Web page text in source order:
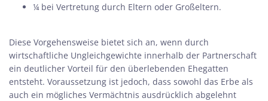
¼ bei Vertretung durch Eltern oder Großeltern.
Diese Vorgehensweise bietet sich an, wenn durch
wirtschaftliche Ungleichgewichte innerhalb der Partnerschaft
ein deutlicher Vorteil für den überlebenden Ehegatten
entsteht. Voraussetzung ist jedoch, dass sowohl das Erbe als
auch ein mögliches Vermächtnis ausdrücklich abgelehnt